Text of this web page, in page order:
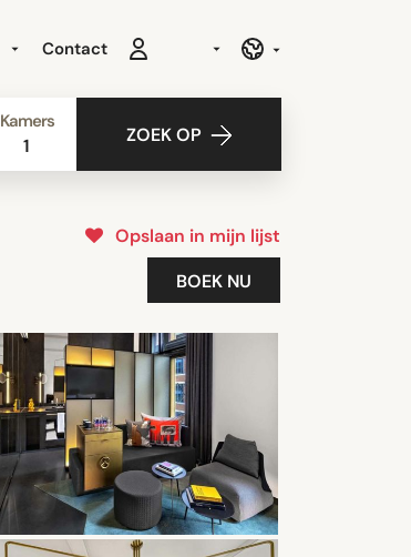
Contact
Kamers
1 ZOEK OP
Opslaan in mijn lijst
BOEK NU